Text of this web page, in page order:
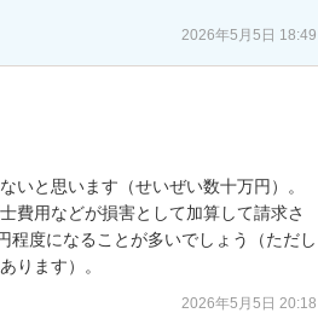
2026年5月5日 18:49
いと思います（せいぜい数十万円）。
費用などが損害として加算して請求さ
程度になることが多いでしょう（ただし
ります）。
2026年5月5日 20:18